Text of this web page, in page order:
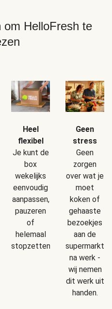
om HelloFresh te
Heel
flexibel
Je kunt de
box
wekelijks
eenvoudig
aanpassen,
pauzeren
of
helemaal
stopzetten.
Geen
stress
Geen
zorgen
over wat je
moet
koken of
gehaaste
bezoekjes
aan de
supermarkt
na werk -
wij nemen
dit werk uit
handen.